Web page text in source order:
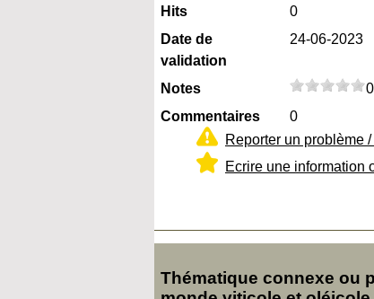
Hits
0
Date de
validation
24-06-2023
Notes
Commentaires
0
Reporter un problème
Ecrire une information
Thématique connexe ou